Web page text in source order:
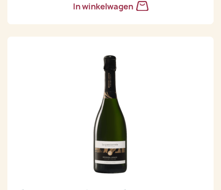
In winkelwagen